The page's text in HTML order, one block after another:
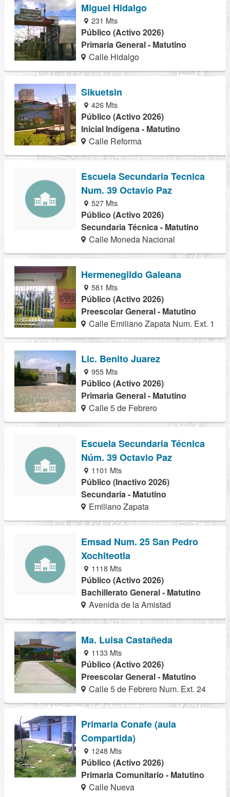
Miguel Hidalgo
231 Mts
Público (Activo 2026)
Primaria General - Matutino
Calle Hidalgo
Sikuetsin
426 Mts
Público (Activo 2026)
Inicial Indígena - Matutino
Calle Reforma
Escuela Secundaria Tecnica
Num. 39 Octavio Paz
527 Mts
Público (Activo 2026)
Secundaria Técnica - Matutino
Calle Moneda Nacional
Hermenegildo Galeana
581 Mts
Público (Activo 2026)
Preescolar General - Matutino
Calle Emiliano Zapata Num. Ext. 1
Lic. Benito Juarez
955 Mts
Público (Activo 2026)
Primaria General - Matutino
Calle 5 de Febrero
Escuela Secundaria Técnica
Núm. 39 Octavio Paz
1101 Mts
Público (Inactivo 2026)
Secundaria - Matutino
Emiliano Zapata
Emsad Num. 25 San Pedro
Xochiteotla
1118 Mts
Público (Activo 2026)
Bachillerato General - Matutino
Avenida de la Amistad
Ma. Luisa Castañeda
1133 Mts
Público (Activo 2026)
Preescolar General - Matutino
Calle 5 de Febrero Num. Ext. 24
Primaria Conafe (aula
Compartida)
1248 Mts
Público (Activo 2026)
Primaria Comunitario - Matutino
Calle Nueva